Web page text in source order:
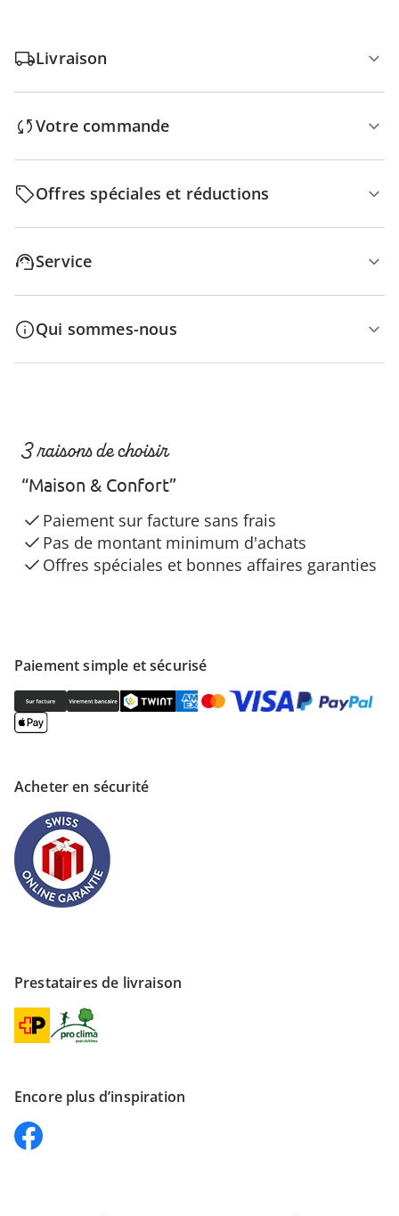
Livraison
Votre commande
Offres spéciales et réductions
Service
Qui sommes-nous
Paiement simple et sécurisé
Acheter en sécurité
Prestataires de livraison
Encore plus d’inspiration
3 raisons de choisir
“Maison & Confort”
Paiement sur facture sans frais
Pas de montant minimum d'achats
Offres spéciales et bonnes affaires garanties